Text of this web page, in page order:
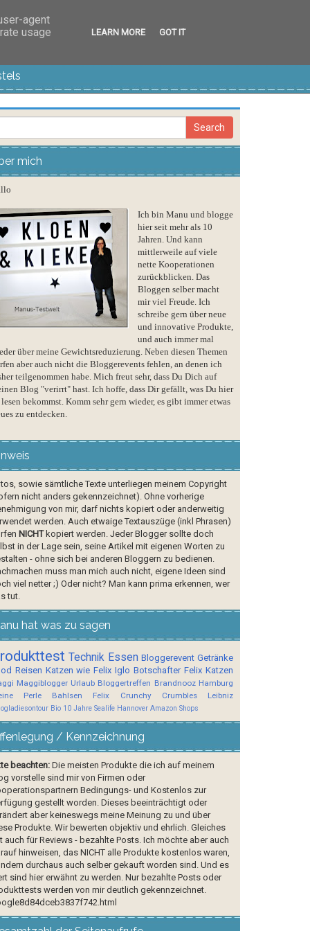
mich
Ich bin Manu und blogge
hier seit mehr als 10
Jahren. Und kann
mittlerweile auf viele
nette Kooperationen
zurückblicken. Das
Bloggen selber macht
mir viel Freude. Ich
schreibe gern über neue
und innovative Produkte,
und auch immer mal
über meine Gewichtsreduzierung. Neben diesen Themen
aber auch nicht die Bloggerevents fehlen, an denen ich
teilgenommen habe. Mich freut sehr, dass Du Dich auf
Blog "verirrt" hast. Ich hoffe, dass Dir gefällt, was Du hier
bekommst. Komm sehr gern wieder, es gibt immer etwas
zu entdecken.
sowie sämtliche Texte unterliegen meinem Copyright
nicht anders gekennzeichnet). Ohne vorherige
von mir, darf nichts kopiert oder anderweitig
werden. Auch etwaige Textauszüge (inkl Phrasen)
NICHTkopiert werden. Jeder Blogger sollte doch
in der Lage sein, seine Artikel mit eigenen Worten zu
- ohne sich bei anderen Bloggern zu bedienen.
muss man mich auch nicht, eigene Ideen sind
viel netter ;) Oder nicht? Man kann prima erkennen, wer
tut.
hat was zu sagen
Technik Essen Bloggerevent Getränke
Reisen Katzen wie Felix Iglo Botschafter Felix Katzen
Maggiblogger Urlaub Bloggertreffen Brandnooz Hamburg
Perle
Bahlsen Felix Crunchy Crumbles Leibniz
Bio 10 Jahre Sealife Hannover Amazon Shops
/ Kennzeichnung
beachten:Die meisten Produkte die ich auf meinem
vorstelle sind mir von Firmen oder
Bedingungs- und Kostenlos zur
gestellt worden. Dieses beeinträchtigt oder
aber keineswegs meine Meinung zu und über
Produkte. Wir bewerten objektiv und ehrlich. Gleiches
auch für Reviews - bezahlte Posts. Ich möchte aber auch
hinweisen, das NICHT alle Produkte kostenlos waren,
durchaus auch selber gekauft worden sind. Und es
sind hier erwähnt zu werden. Nur bezahlte Posts oder
werden von mir deutlich gekennzeichnet.
agent
usage
LEARN MORE GOT IT